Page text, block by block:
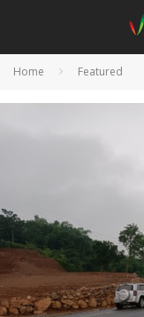
Home Featured